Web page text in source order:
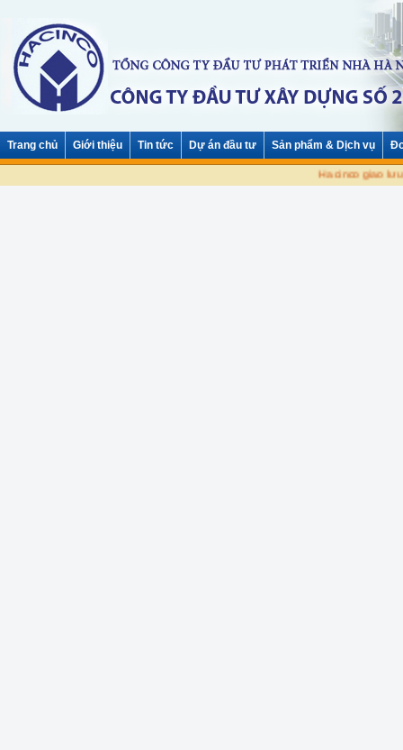
Trang chủ Giới thiệu Tin tức Dự án đầu tư Sản phẩm & Dịch vụ
Hacinco giao